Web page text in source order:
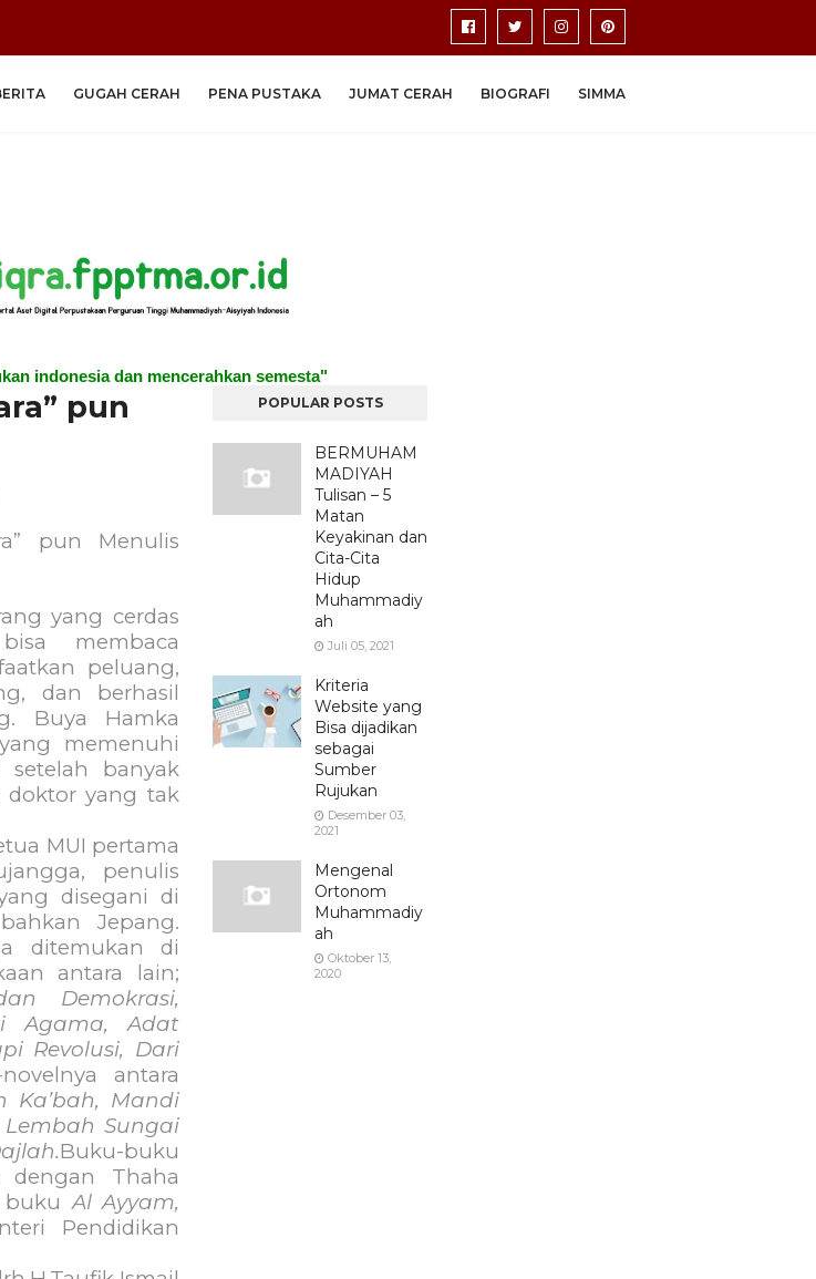
GUGAH CERAH PENA PUSTAKA JUMAT CERAH BIOGRAFI SIMMA
indonesia dan mencerahkan semesta"
pun
pun Menulis
yang cerdas
membaca
peluang,
dan berhasil
Buya Hamka
memenuhi
banyak
doktor yang tak
MUI pertama
penulis
disegani di
Jepang.
ditemukan di
antara lain;
Demokrasi,
Agama, Adat
Revolusi, Dari
novelnya antara
Ka’bah, Mandi
Sungai
Buku-buku
Thaha
buku Al Ayyam,
Pendidikan
POPULAR POSTS
BERMUHAM
MADIYAH
Tulisan – 5
Matan
Keyakinan dan
Cita-Cita
Hidup
Muhammadiy
ah
Juli 05, 2021
Kriteria
Website yang
Bisa dijadikan
sebagai
Sumber
Rujukan
Desember 03,
2021
Mengenal
Ortonom
Muhammadiy
ah
Oktober 13,
2020